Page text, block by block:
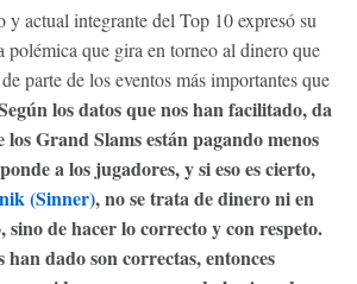
y actual integrante del Top 10 expresó su
polémica que gira en torneo al dinero que
parte de los eventos más importantes que
los datos que nos han facilitado, da
Grand Slams están pagando menos
a los jugadores, y si eso es cierto,
(Sinner), no se trata de dinero ni en
sino de hacer lo correcto y con respeto.
han dado son correctas, entonces